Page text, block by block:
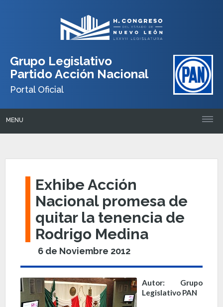
Grupo Legislativo
Partido Acción Nacional
Portal Oficial
MENU
Exhibe Acción
Nacional promesa de
quitar la tenencia de
Rodrigo Medina
6 de Noviembre 2012
Autor: Grupo
Legislativo PAN